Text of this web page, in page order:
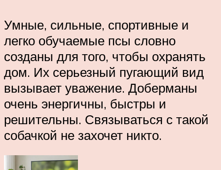
Умные, сильные, спортивные и
легко обучаемые псы словно
созданы для того, чтобы охранять
дом. Их серьезный пугающий вид
вызывает уважение. Доберманы
очень энергичны, быстры и
решительны. Связываться с такой
собачкой не захочет никто.